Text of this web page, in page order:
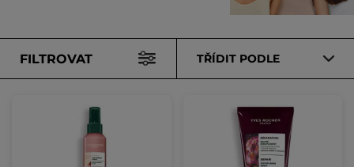
FILTROVAT TŘÍDIT PODLE